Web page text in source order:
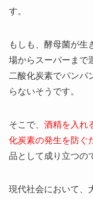
す。
もしも、酵母菌が生
場からスーパーまで
二酸化炭素でパンパ
らないそうです。
そこで、酒精を入れ
化炭素の発生を防ぐ
品として成り立つの
現代社会において、